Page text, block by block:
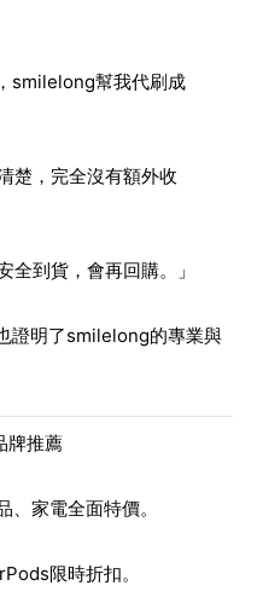
smilelong幫我代刷成
楚，完全沒有額外收
全到貨，會再回購。」
證明了smilelong的專業與
牌推薦
家電全面特價。
限時折扣。